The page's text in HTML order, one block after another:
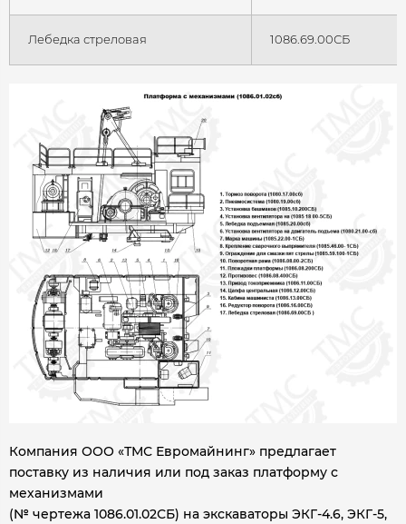
Лебедка стреловая 1086.69.00СБ
Компания ООО «ТМС Евромайнинг» предлагает
поставку из наличия или под заказ платформу с
механизмами
(№ чертежа 1086.01.02СБ) на экскаваторы ЭКГ-4.6, ЭКГ-5,